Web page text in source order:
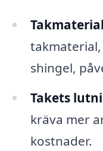
shingel,
Takets
kräva mer
kostnader.